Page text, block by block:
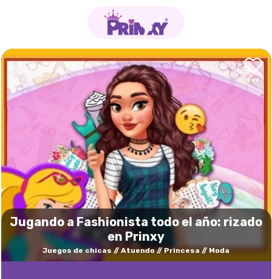
Jugando a Fashionista todo el año: rizado
en Prinxy
Juegos de chicas Atuendo Princesa Moda